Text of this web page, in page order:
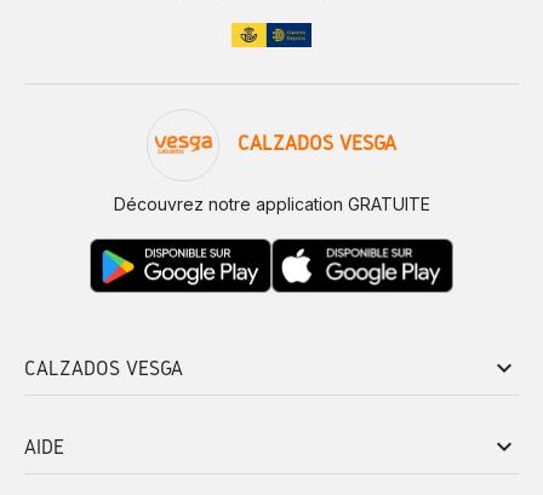
CALZADOS VESGA
Découvrez notre application GRATUITE
CALZADOS VESGA keyboard_arrow_down
AIDE keyboard_arrow_down